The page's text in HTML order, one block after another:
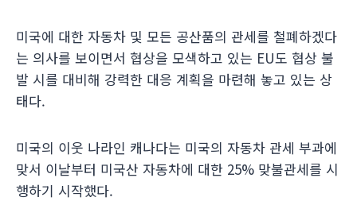
미국에 대한 자동차 및 모든 공산품의 관세를 철폐하겠다
는 의사를 보이면서 협상을 모색하고 있는 EU도 협상 불
발 시를 대비해 강력한 대응 계획을 마련해 놓고 있는 상
태다.
미국의 이웃 나라인 캐나다는 미국의 자동차 관세 부과에
맞서 이날부터 미국산 자동차에 대한 25% 맞불관세를 시
행하기 시작했다.